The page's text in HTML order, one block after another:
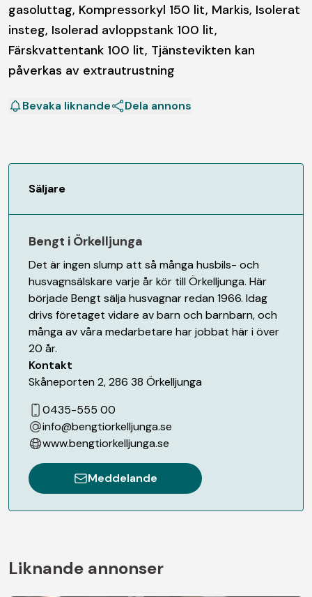
gasoluttag, Kompressorkyl 150 lit, Markis, Isolerat
insteg, Isolerad avloppstank 100 lit,
Färskvattentank 100 lit, Tjänstevikten kan
påverkas av extrautrustning
Bevaka liknande Dela annons
Säljare
Bengt i Örkelljunga
Det är ingen slump att så många husbils- och
husvagnsälskare varje år kör till Örkelljunga. Här
började Bengt sälja husvagnar redan 1966. Idag
drivs företaget vidare av barn och barnbarn, och
många av våra medarbetare har jobbat här i över
20 år.
Kontakt
Skåneporten 2,286 38 Örkelljunga
0435-555 00
info@bengtiorkelljunga.se
www.bengtiorkelljunga.se
Meddelande
Liknande annonser